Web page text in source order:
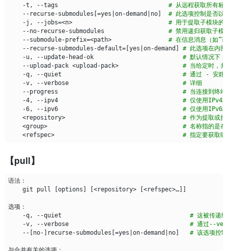
    -t, --tags
# 从远程获取所有标
    --recurse-submodules
[=yes on-demand no]
# 此选项控制是否以
    -j, --jobs
=<n> # 用于提取子模块的
    --no-recurse-submodules
# 禁用递归获取子
    --submodule-prefix
=<path> # 在信息消息（如“
    --recurse-submodules-default
=[ yes on-demand
# 此选项在内
    -u, --update-head-ok
# 默认情况下
    --upload-pack <upload-pack>
# 当给定时，
    -q, --quiet
# 通过 - 安静
    -v, --verbose
# 详细
    --progress
# 当连接到终端
    -4, --ipv4
# 仅使用IPv4
    -6, --ipv6
# 仅使用IPv6
    <repository>
# 作为提取或拉
    <group>
# 名称指的是存
    <refspec>
# 指定要获取哪
【pull】
    git pull
options <repository> <refspec>…​]]
    -q, --quiet
# 这被传递
    -v, --verbose
# 通过--
    --
no- recurse-submodules [=yes on-demand no] # 该选项控制